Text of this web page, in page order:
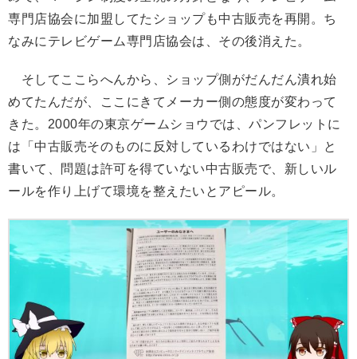
専門店協会に加盟してたショップも中古販売を再開。ち
なみにテレビゲーム専門店協会は、その後消えた。
そしてここらへんから、ショップ側がだんだん潰れ始
めてたんだが、ここにきてメーカー側の態度が変わって
きた。2000年の東京ゲームショウでは、パンフレットに
は「中古販売そのものに反対しているわけではない」と
書いて、問題は許可を得ていない中古販売で、新しいル
ールを作り上げて環境を整えたいとアピール。